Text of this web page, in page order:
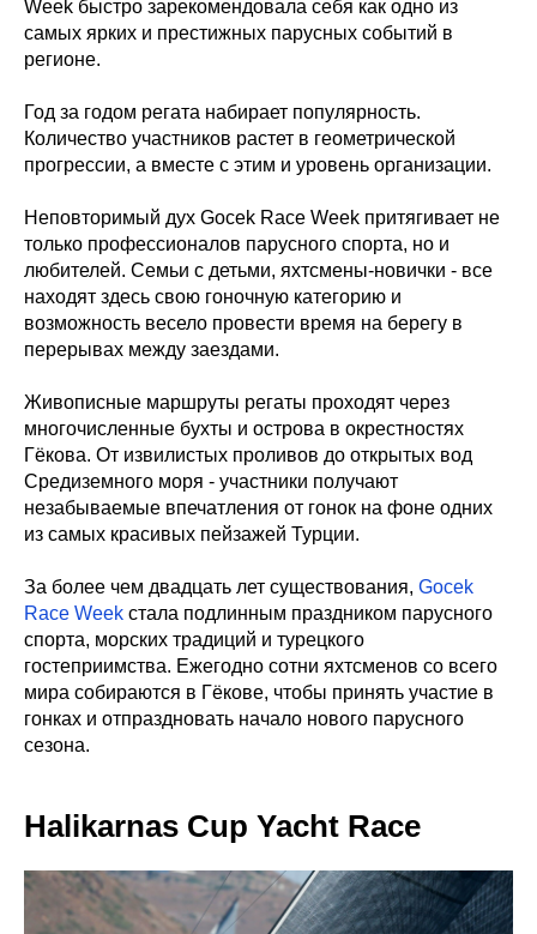
Week быстро зарекомендовала себя как одно из
самых ярких и престижных парусных событий в
регионе.
Год за годом регата набирает популярность.
Количество участников растет в геометрической
прогрессии, а вместе с этим и уровень организации.
Неповторимый дух Gocek Race Week притягивает не
только профессионалов парусного спорта, но и
любителей. Семьи с детьми, яхтсмены-новички - все
находят здесь свою гоночную категорию и
возможность весело провести время на берегу в
перерывах между заездами.
Живописные маршруты регаты проходят через
многочисленные бухты и острова в окрестностях
Гёкова. От извилистых проливов до открытых вод
Средиземного моря - участники получают
незабываемые впечатления от гонок на фоне одних
из самых красивых пейзажей Турции.
За более чем двадцать лет существования, Gocek
Race Week стала подлинным праздником парусного
спорта, морских традиций и турецкого
гостеприимства. Ежегодно сотни яхтсменов со всего
мира собираются в Гёкове, чтобы принять участие в
гонках и отпраздновать начало нового парусного
сезона.
Halikarnas Cup Yacht Race